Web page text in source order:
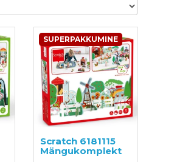
SUPERPAKKUMINE
Scratch 6181115
Mängukomplekt